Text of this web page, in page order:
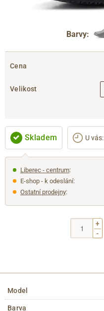
Barvy:
Cena
Velikost
Skladem U vás:
Liberec - centrum:
E-shop - k odeslání:
Ostatní prodejny:
+
-
Model
Barva